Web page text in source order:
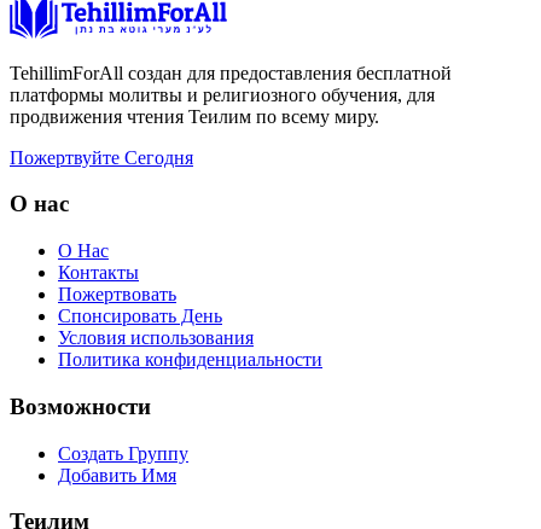
TehillimForAll создан для предоставления бесплатной
платформы молитвы и религиозного обучения, для
продвижения чтения Теилим по всему миру.
Пожертвуйте Сегодня
О нас
О Нас
Контакты
Пожертвовать
Спонсировать День
Условия использования
Политика конфиденциальности
Возможности
Создать Группу
Добавить Имя
Теилим